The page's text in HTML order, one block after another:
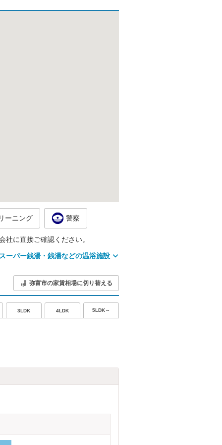
ーニング 警察
に直接ご確認ください。
ーパー銭湯・銭湯などの温浴施設
弥富市の家賃相場に切り替える
3LDK 4LDK 5LDK～